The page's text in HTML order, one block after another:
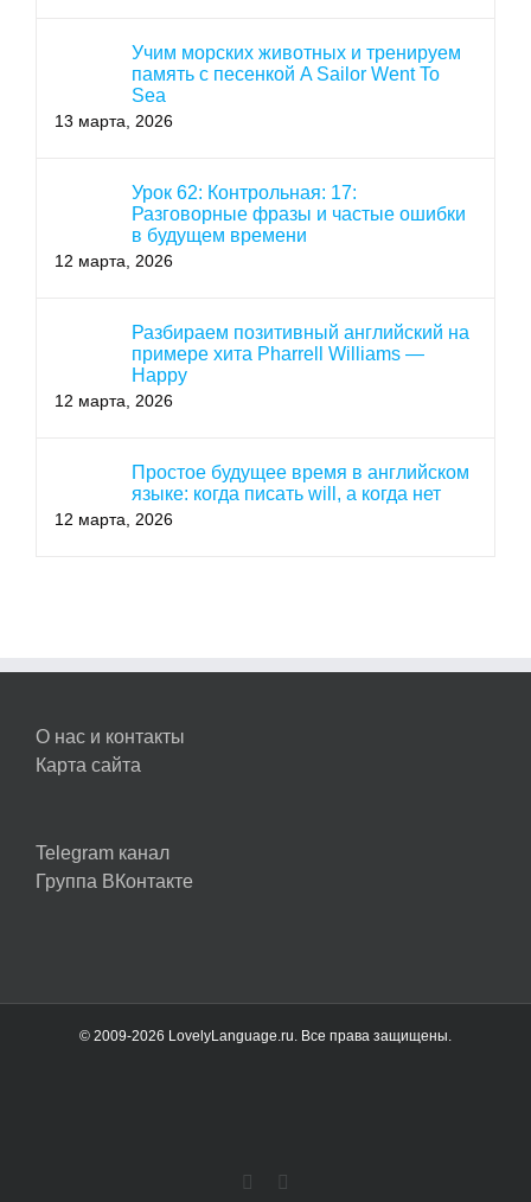
Учим морских животных и тренируем
память с песенкой A Sailor Went To
Sea
13 марта, 2026
Урок 62: Контрольная: 17:
Разговорные фразы и частые ошибки
в будущем времени
12 марта, 2026
Разбираем позитивный английский на
примере хита Pharrell Williams —
Happy
12 марта, 2026
Простое будущее время в английском
языке: когда писать will, а когда нет
12 марта, 2026
О нас и контакты
Карта сайта
Telegram канал
Группа ВКонтакте
© 2009-2026 LovelyLanguage.ru. Все права защищены.